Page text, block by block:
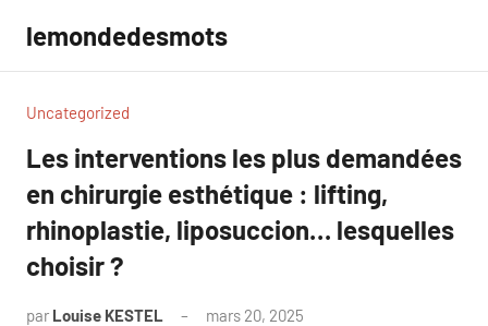
contenu
lemondedesmots
Uncategorized
Les interventions les plus demandées
en chirurgie esthétique : lifting,
rhinoplastie, liposuccion… lesquelles
choisir ?
par Louise KESTEL mars 20, 2025